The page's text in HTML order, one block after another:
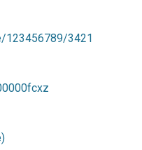
123456789/3421